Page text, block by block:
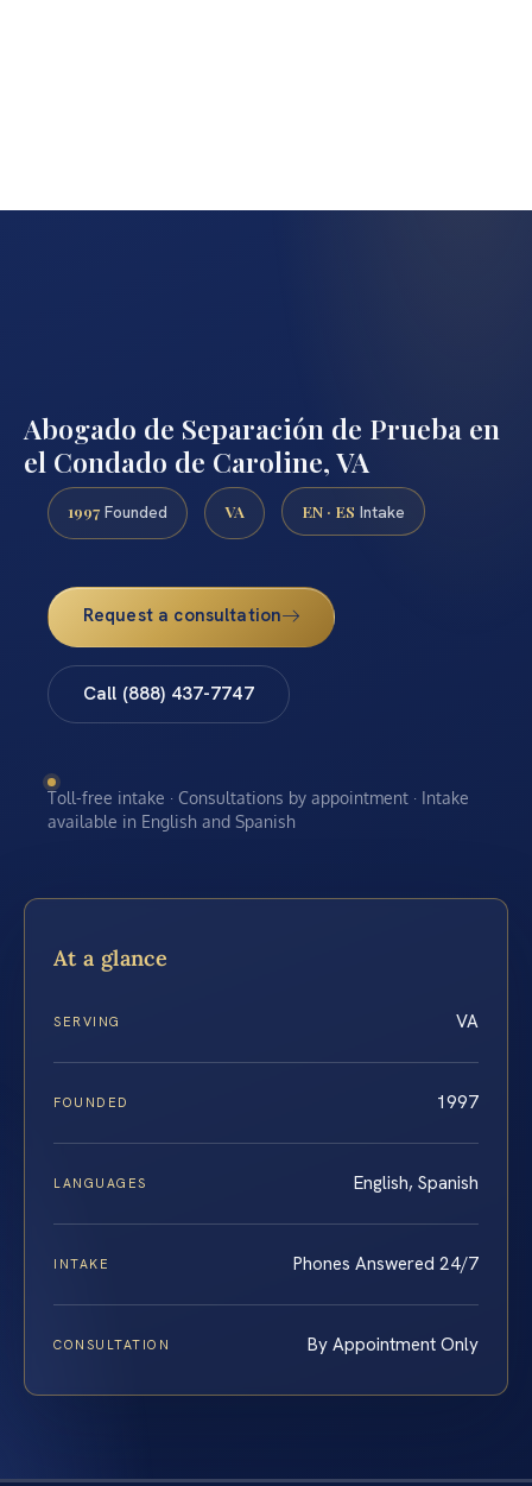
Abogado de Separación de Prueba en
el Condado de Caroline, VA
1997 Founded VA EN · ES Intake
Request a consultation
Call (888) 437-7747
Toll-free intake · Consultations by appointment · Intake
available in English and Spanish
At a glance
SERVING VA
FOUNDED 1997
LANGUAGES English, Spanish
INTAKE Phones Answered 24/7
CONSULTATION By Appointment Only